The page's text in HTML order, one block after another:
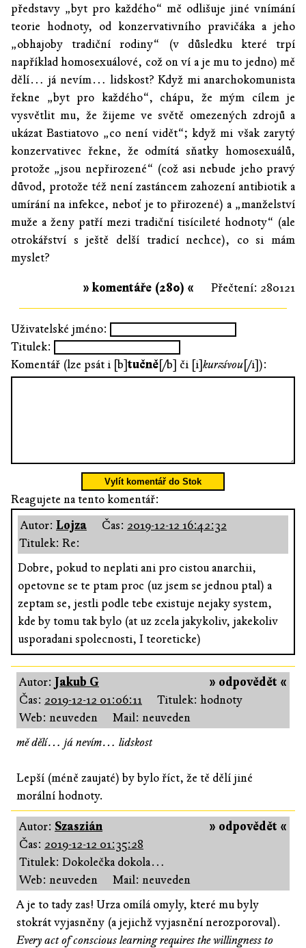
představy „byt pro každého“ mě odlišuje jiné vnímání
teorie hodnoty, od konzervativního pravičáka a jeho
„obhajoby tradiční rodiny“ (v důsledku které trpí
například homosexuálové, což on ví a je mu to jedno) mě
dělí… já nevím… lidskost? Když mi anarchokomunista
řekne „byt pro každého“, chápu, že mým cílem je
vysvětlit mu, že žijeme ve světě omezených zdrojů a
ukázat Bastiatovo „co není vidět“; když mi však zarytý
konzervativec řekne, že odmítá sňatky homosexuálů,
protože „jsou nepřirozené“ (což asi nebude jeho pravý
důvod, protože též není zastáncem zahození antibiotik a
umírání na infekce, neboť je to přirozené) a „manželství
muže a ženy patří mezi tradiční tisícileté hodnoty“ (ale
otrokářství s ještě delší tradicí nechce), co si mám
myslet?
Přečtení: 280121
» komentáře (280) «
Uživatelské jméno:
Titulek:
Komentář (lze psát i [b]tučně[/b] či [i]kurzívou[/i]):
Vylít komentář do Stok
Reagujete na tento komentář:
Autor: Lojza Čas: 2019-12-12 16:42:32
Titulek: Re:
Dobre, pokud to neplati ani pro cistou anarchii,
opetovne se te ptam proc (uz jsem se jednou ptal) a
zeptam se, jestli podle tebe existuje nejaky system,
kde by tomu tak bylo (at uz zcela jakykoliv, jakekoliv
usporadani spolecnosti, I teoreticke)
» odpovědět «
Autor: Jakub G
Čas: 2019-12-12 01:06:11
Titulek: hodnoty
Web: neuveden
Mail: neuveden
mě dělí… já nevím… lidskost
Lepší (méně zaujaté) by bylo říct, že tě dělí jiné
morální hodnoty.
» odpovědět «
Autor: Szaszián
Čas: 2019-12-12 01:35:28
Titulek: Dokolečka dokola…
Web: neuveden
Mail: neuveden
A je to tady zas! Urza omílá omyly, které mu byly
stokrát vyjasněny (a jejichž vyjasnění nerozporoval).
Every act of conscious learning requires the willingness to